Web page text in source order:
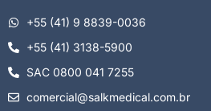
+55 (41) 9 8839-0036
+55 (41) 3138-5900
SAC 0800 041 7255
comercial@salkmedical.com.br